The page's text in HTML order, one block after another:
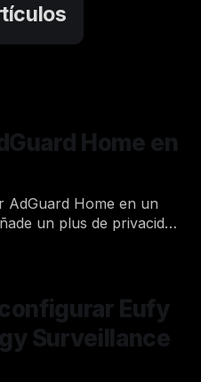
Home en
AdGuard Home en un
un plus de privacidad
Eufy
Surveillance